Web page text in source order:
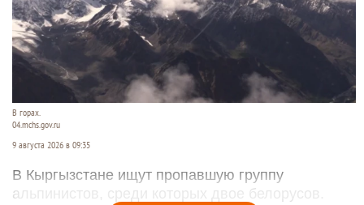
В горах.
04.mchs.gov.ru
9 августа 2026 в 09:35
В Кыргызстане ищут пропавшую группу
альпинистов, среди которых двое белорусов.